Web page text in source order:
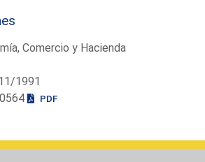
Comercio y Hacienda
1991
PDF